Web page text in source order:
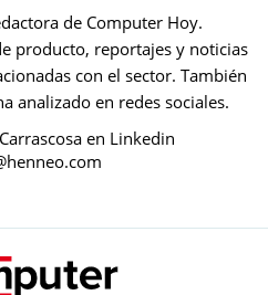
de Computer Hoy.
producto, reportajes y noticias
con el sector. También
analizado en redes sociales.
en Linkedin